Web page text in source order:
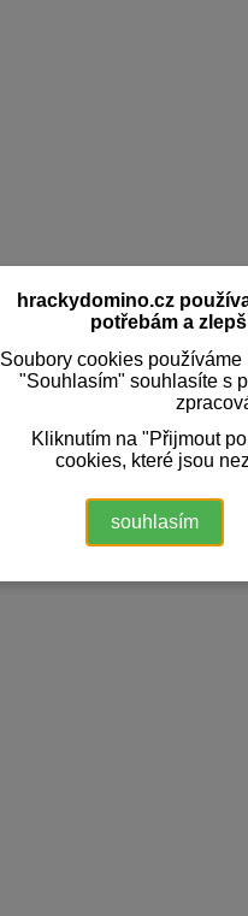
hrackydomino.cz
potřebám a
Soubory cookies
"Souhlasím" souhlasíte s
Kliknutím na "Přijmout
cookies, které jsou
souhlasím